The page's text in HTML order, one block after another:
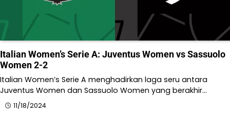
Italian Women’s Serie A: Juventus Women vs Sassuolo
Women 2-2
Italian Women’s Serie A menghadirkan laga seru antara
Juventus Women dan Sassuolo Women yang berakhir…
11/18/2024